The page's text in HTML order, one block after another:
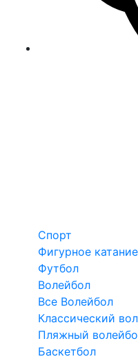
Спорт
Фигурное катание
Футбол
Волейбол
Все Волейбол
Классический
Пляжный
Баскетбол